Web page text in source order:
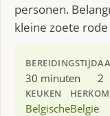
personen.
kleine zoete
BEREIDINGSTIJD
30 minuten 2
KEUKEN
BelgischeBelgie